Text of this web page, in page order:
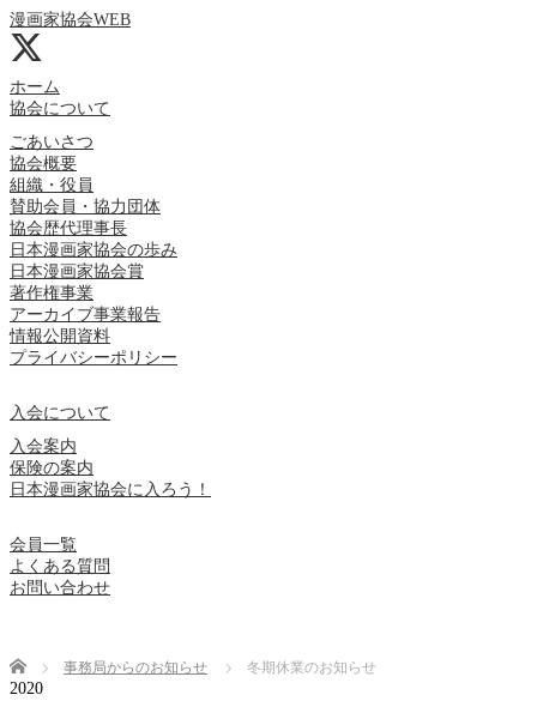
漫画家協会WEB
ホーム
協会について
ごあいさつ
協会概要
組織・役員
賛助会員・協力団体
協会歴代理事長
日本漫画家協会の歩み
日本漫画家協会賞
著作権事業
アーカイブ事業報告
情報公開資料
プライバシーポリシー
入会について
入会案内
保険の案内
日本漫画家協会に入ろう！
会員一覧
よくある質問
お問い合わせ
Home 事務局からのお知らせ 冬期休業のお知らせ
2020